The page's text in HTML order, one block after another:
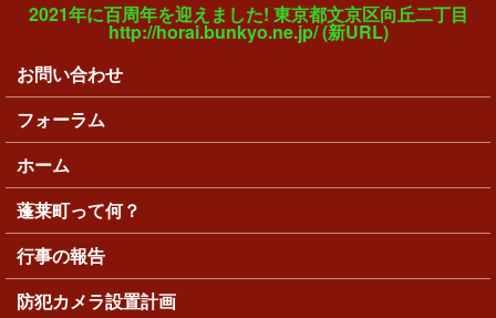
2021年に百周年を迎えました! 東京都文京区向丘二丁目
http://horai.bunkyo.ne.jp/ (新URL)
メインメニュー
お問い合わせ
フォーラム
ホーム
蓬莱町って何？
行事の報告
防犯カメラ設置計画